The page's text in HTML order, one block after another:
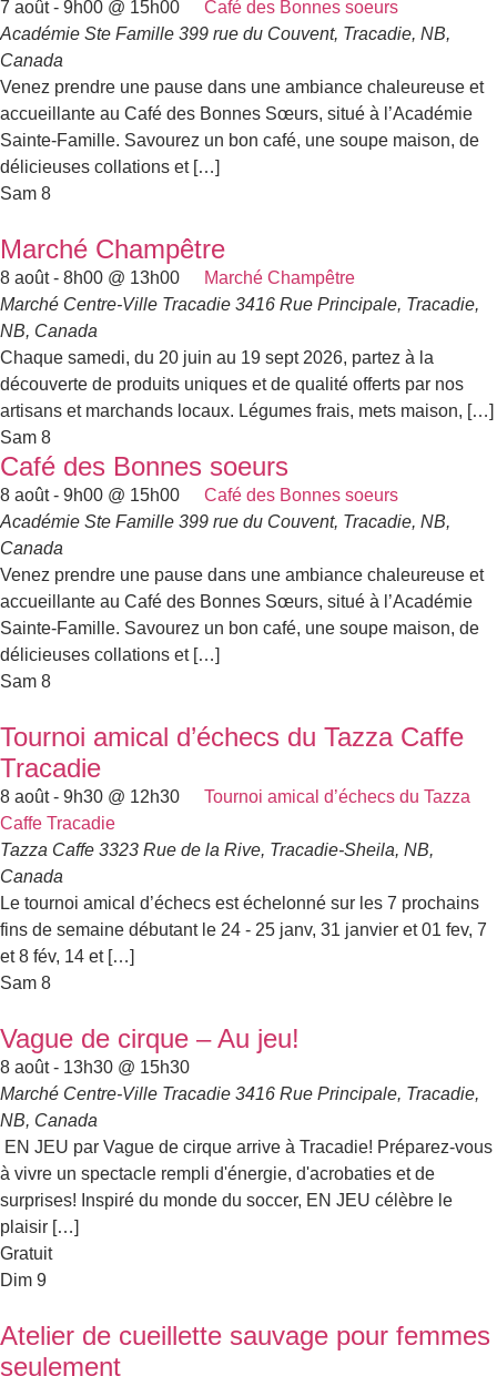
7 août - 9h00 @ 15h00
Café des Bonnes soeurs
Académie Ste Famille 399 rue du Couvent, Tracadie, NB,
Canada
Venez prendre une pause dans une ambiance chaleureuse et
accueillante au Café des Bonnes Sœurs, situé à l’Académie
Sainte-Famille. Savourez un bon café, une soupe maison, de
délicieuses collations et […]
Sam 8
Marché Champêtre
8 août - 8h00 @ 13h00
Marché Champêtre
Marché Centre-Ville Tracadie 3416 Rue Principale, Tracadie,
NB, Canada
Chaque samedi, du 20 juin au 19 sept 2026, partez à la
découverte de produits uniques et de qualité offerts par nos
artisans et marchands locaux. Légumes frais, mets maison, […]
Sam 8
Café des Bonnes soeurs
8 août - 9h00 @ 15h00
Café des Bonnes soeurs
Académie Ste Famille 399 rue du Couvent, Tracadie, NB,
Canada
Venez prendre une pause dans une ambiance chaleureuse et
accueillante au Café des Bonnes Sœurs, situé à l’Académie
Sainte-Famille. Savourez un bon café, une soupe maison, de
délicieuses collations et […]
Sam 8
Tournoi amical d’échecs du Tazza Caffe
Tracadie
8 août - 9h30 @ 12h30
Tournoi amical d’échecs du Tazza
Caffe Tracadie
Tazza Caffe 3323 Rue de la Rive, Tracadie-Sheila, NB,
Canada
Le tournoi amical d’échecs est échelonné sur les 7 prochains
fins de semaine débutant le 24 - 25 janv, 31 janvier et 01 fev, 7
et 8 fév, 14 et […]
Sam 8
Vague de cirque – Au jeu!
8 août - 13h30 @ 15h30
Marché Centre-Ville Tracadie 3416 Rue Principale, Tracadie,
NB, Canada
EN JEU par Vague de cirque arrive à Tracadie! Préparez-vous
à vivre un spectacle rempli d'énergie, d'acrobaties et de
surprises! Inspiré du monde du soccer, EN JEU célèbre le
plaisir […]
Gratuit
Dim 9
Atelier de cueillette sauvage pour femmes
seulement